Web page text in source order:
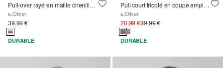
Pull-over rayé en maille chenille loose fit
s.Oliver
39,99 €
DURABLE
Pull court tricoté en coupe ample avec motif de câbles
s.Oliver
20,99 €39,99 €
DURABLE